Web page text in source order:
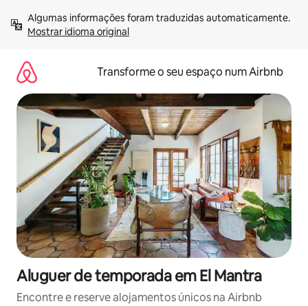
para
Mostrar idioma original
Transforme o seu espaço num Airbnb
Aluguer de temporada em El Mantra
Encontre e reserve alojamentos únicos na Airbnb